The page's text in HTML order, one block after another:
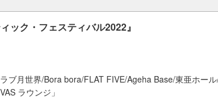
ック・フェスティバル2022』
ブ月世界/Bora bora/FLAT FIVE/Ageha Base/東亜ホー
ラウンジ」